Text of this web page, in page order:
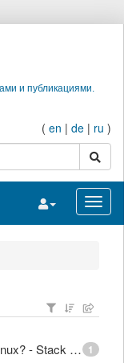
и публикациями.
( en | de | ru )
поиск
Переключить
1
epoll - What is an anonymous inode in Linux? - Stack Overflow